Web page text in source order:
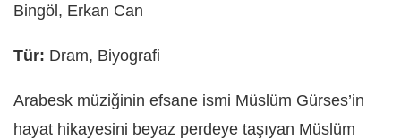
Bingöl, Erkan Can
Tür: Dram, Biyografi
Arabesk müziğinin efsane ismi Müslüm Gürses’in
hayat hikayesini beyaz perdeye taşıyan Müslüm